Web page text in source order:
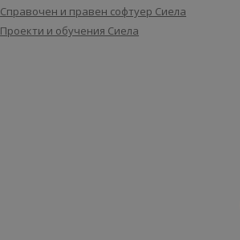
Справочен и правен софтуер Сиела
Проекти и обучения Сиела